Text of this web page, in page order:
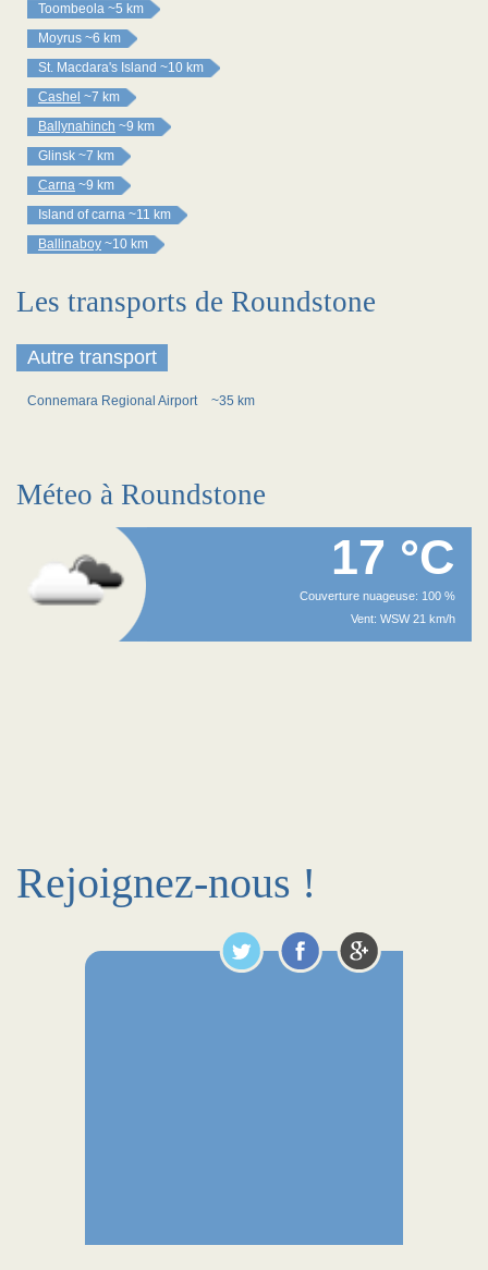
Toombeola ~5 km
Moyrus ~6 km
St. Macdara's Island ~10 km
Cashel ~7 km
Ballynahinch ~9 km
Glinsk ~7 km
Carna ~9 km
Island of carna ~11 km
Ballinaboy ~10 km
Les transports de Roundstone
Autre transport
Connemara Regional Airport ~35 km
Méteo à Roundstone
17 °C
Couverture nuageuse: 100 %
Vent: WSW 21 km/h
Rejoignez-nous !